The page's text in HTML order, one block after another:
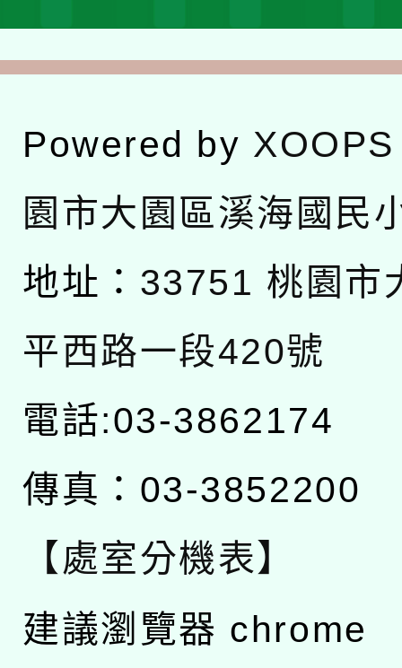
Powered by XOOPS
園市大園區溪海國民
地址： 33751 桃園市
平西路一段420號
電話:03-3862174
傳真：03-3852200
【處室分機表】
建議瀏覽器 chrome